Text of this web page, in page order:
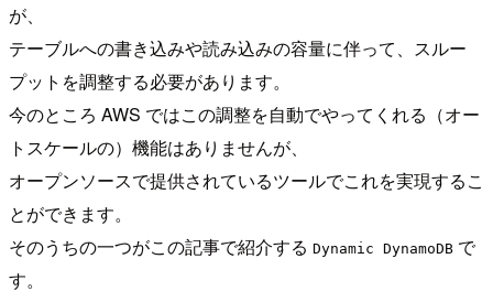
が、
テーブルへの書き込みや読み込みの容量に伴って、スルー
プットを調整する必要があります。
今のところ AWS ではこの調整を自動でやってくれる（オー
トスケールの）機能はありませんが、
オープンソースで提供されているツールでこれを実現するこ
とができます。
そのうちの一つがこの記事で紹介する Dynamic DynamoDB で
す。